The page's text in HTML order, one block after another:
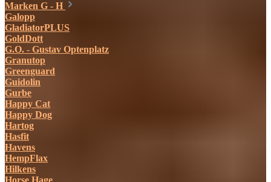
Marken G - H
Galopp
GladiatorPLUS
GoldDott
G.O. - Gustav Optenplatz
Granutop
Greenguard
Guidolin
Gurbe
Happy Cat
Happy Dog
Hartog
Hasfit
Havens
HempFlax
Hilkens